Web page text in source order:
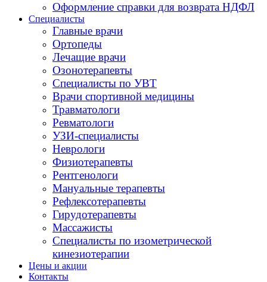
Оформление справки для возврата НДФЛ
Специалисты
Главные врачи
Ортопеды
Лечащие врачи
Озонотерапевты
Специалисты по УВТ
Врачи спортивной медицины
Травматологи
Ревматологи
УЗИ-специалисты
Неврологи
Физиотерапевты
Рентгенологи
Мануальные терапевты
Рефлексотерапевты
Гирудотерапевты
Массажисты
Специалисты по изометрической
кинезиотерапии
Цены и акции
Контакты